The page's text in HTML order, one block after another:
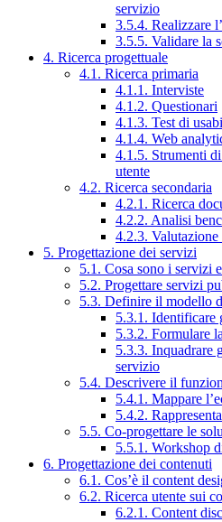
servizio
3.5.4. Realizzare
3.5.5. Validare la
4. Ricerca progettuale
4.1. Ricerca primaria
4.1.1. Interviste
4.1.2. Questionari
4.1.3. Test di
4.1.4. Web
4.1.5. Strumenti di
utente
4.2. Ricerca secondaria
4.2.1. Ricerca
4.2.2. Analisi
4.2.3. Valutazione
5. Progettazione dei servizi
5.1. Cosa sono i servizi
5.2. Progettare servizi
5.3. Definire il modello
5.3.1.
5.3.2. Formulare
5.3.3. Inquadrare
servizio
5.4. Descrivere il
5.4.1. Mappare
5.4.2.
5.5. Co-progettare le
5.5.1. Workshop
6. Progettazione dei contenuti
6.1. Cos’è il content
6.2. Ricerca utente sui
6.2.1. Content